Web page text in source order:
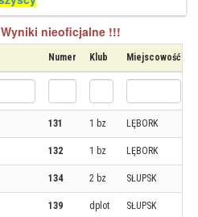
Wyniki nieoficjalne !!!
Numer Klub Miejscowość
131 1 bz LĘBORK
132 1 bz LĘBORK
134 2 bz SŁUPSK
139 dplot SŁUPSK